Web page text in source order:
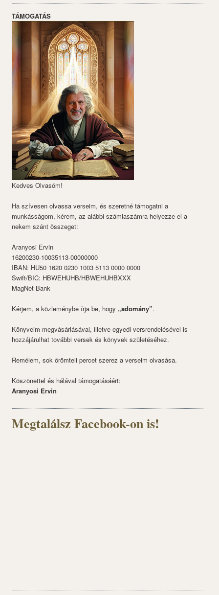
TÁMOGATÁS
Kedves Olvasóm!
Ha szívesen olvassa verseim, és szeretné támogatni a
munkásságom, kérem, az alábbi számlaszámra helyezze el a
nekem szánt összeget:
Aranyosi Ervin
16200230-10035113-00000000
IBAN: HU50 1620 0230 1003 5113 0000 0000
Swift/BIC: HBWEHUHB/HBWEHUHBXXX
MagNet Bank
Kérjem, a közleménybe írja be, hogy „adomány”.
Könyveim megvásárlásával, illetve egyedi versrendelésével is
hozzájárulhat további versek és könyvek születéséhez.
Remélem, sok örömteli percet szerez a verseim olvasása.
Köszönettel és hálával támogatásáért:
Aranyosi Ervin
Megtalálsz Facebook-on is!